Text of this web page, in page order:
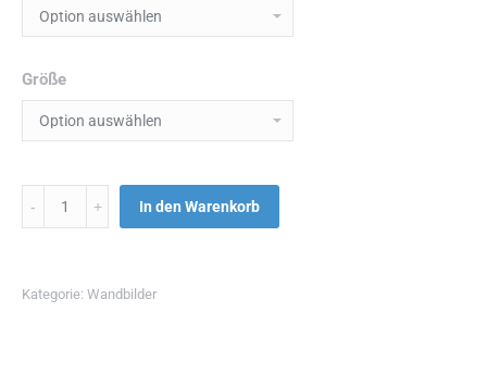
Größe
Menge In den Warenkorb
Kategorie: Wandbilder